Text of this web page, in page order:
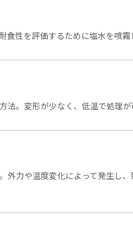
食性を評価するために塩水を噴霧
法。変形が少なく、低温で処理が
外力や温度変化によって発生し